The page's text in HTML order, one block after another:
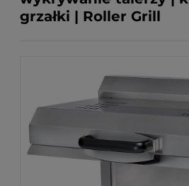
grzałki | Roller Grill